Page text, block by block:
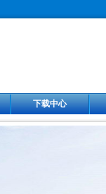
下载中心